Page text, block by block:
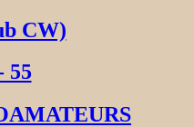
CW)
55